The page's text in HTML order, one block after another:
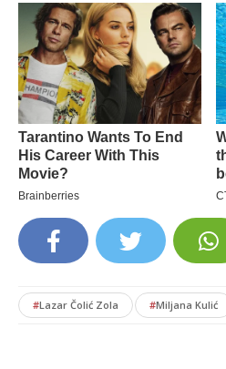
#Lazar Čolić Zola #Miljana Kulić